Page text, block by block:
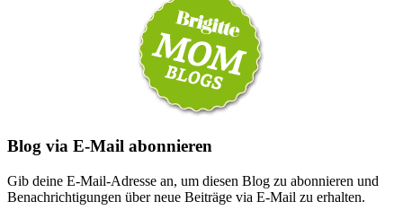
Blog via E-Mail abonnieren
Gib deine E-Mail-Adresse an, um diesen Blog zu abonnieren und
Benachrichtigungen über neue Beiträge via E-Mail zu erhalten.